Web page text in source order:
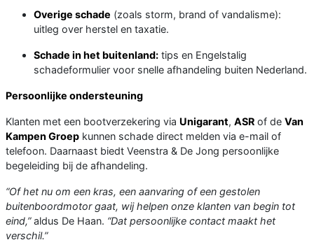
Overige schade (zoals storm, brand of vandalisme):
uitleg over herstel en taxatie.
Schade in het buitenland: tips en Engelstalig
schadeformulier voor snelle afhandeling buiten Nederland.
Persoonlijke ondersteuning
Klanten met een bootverzekering via Unigarant, ASR of de Van
Kampen Groep kunnen schade direct melden via e-mail of
telefoon. Daarnaast biedt Veenstra & De Jong persoonlijke
begeleiding bij de afhandeling.
“Of het nu om een kras, een aanvaring of een gestolen
buitenboordmotor gaat, wij helpen onze klanten van begin tot
eind,”aldus De Haan. “Dat persoonlijke contact maakt het
verschil.”